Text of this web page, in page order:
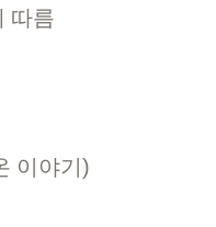
따름
이야기 )